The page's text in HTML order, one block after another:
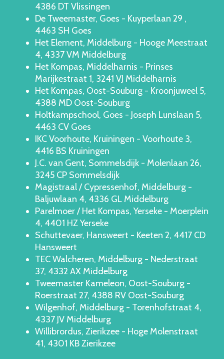
4386 DT Vlissingen
De Tweemaster, Goes - Kuyperlaan 29 ,
4463 SH Goes
Het Element, Middelburg - Hooge Meestraat
4, 4337 VM Middelburg
Het Kompas, Middelharnis - Prinses
Marijkestraat 1, 3241 VJ Middelharnis
Het Kompas, Oost-Souburg - Kroonjuweel 5,
4388 MD Oost-Souburg
Holtkampschool, Goes - Joseph Lunslaan 5,
4463 CV Goes
IKC Voorhoute, Kruiningen - Voorhoute 3,
4416 BS Kruiningen
J.C. van Gent, Sommelsdijk - Molenlaan 26,
3245 CP Sommelsdijk
Magistraal / Cypressenhof, Middelburg -
Baljuwlaan 4, 4336 GL Middelburg
Parelmoer / Het Kompas, Yerseke - Moerplein
4, 4401 HZ Yerseke
Schuttevaer, Hansweert - Keeten 2, 4417 CD
Hansweert
TEC Walcheren, Middelburg - Nederstraat
37, 4332 AX Middelburg
Tweemaster Kameleon, Oost-Souburg -
Roerstraat 27, 4388 RV Oost-Souburg
Wilgenhof, Middelburg - Torenhofstraat 4,
4337 JV Middelburg
Willibrordus, Zierikzee - Hoge Molenstraat
41, 4301 KB Zierikzee